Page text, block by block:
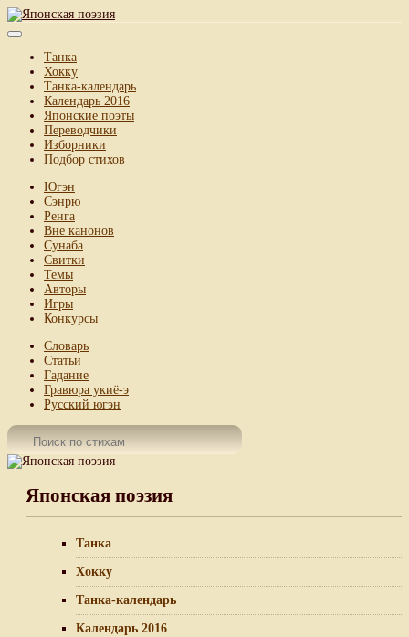
Танка
Хокку
Танка-календарь
Календарь 2016
Японские поэты
Переводчики
Изборники
Подбор стихов
Югэн
Сэнрю
Ренга
Вне канонов
Сунаба
Свитки
Темы
Авторы
Игры
Конкурсы
Словарь
Статьи
Гадание
Гравюра укиё-э
Русский югэн
Японская поэзия
Танка
Хокку
Танка-календарь
Календарь 2016